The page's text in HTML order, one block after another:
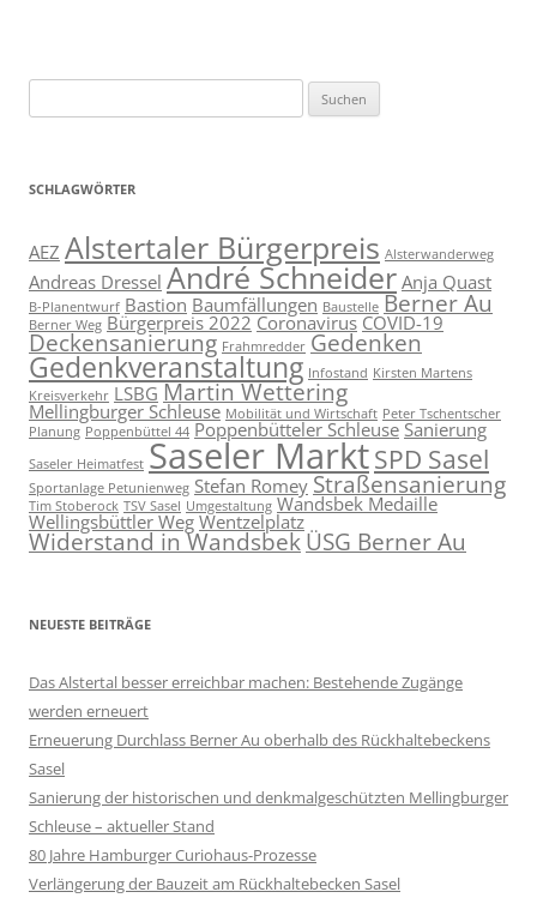
nach:
SCHLAGWÖRTER
AEZ Alstertaler Bürgerpreis Alsterwanderweg
Andreas Dressel André SchneiderAnja Quast
B-Planentwurf Bastion Baumfällungen Baustelle Berner Au
Berner Weg Bürgerpreis 2022CoronavirusCOVID-19
Deckensanierung Frahmredder Gedenken
Gedenkveranstaltung Infostand Kirsten Martens
Kreisverkehr LSBG Martin Wettering
Mellingburger Schleuse Mobilität und Wirtschaft Peter Tschentscher
Planung Poppenbüttel 44 Poppenbütteler SchleuseSanierung
Saseler Heimatfest Saseler MarktSPD Sasel
Sportanlage Petunienweg Stefan RomeyStraßensanierung
Tim Stoberock TSV Sasel Umgestaltung Wandsbek Medaille
Wellingsbüttler WegWentzelplatz
Widerstand in Wandsbek ÜSG Berner Au
NEUESTE BEITRÄGE
Das Alstertal besser erreichbar machen: Bestehende Zugänge
werden erneuert
Erneuerung Durchlass Berner Au oberhalb des Rückhalte­beckens
Sasel
Sanierung der historischen und denkmalgeschützten Mellingburger
Schleuse – aktueller Stand
80 Jahre Hamburger Curiohaus-Prozesse
Verlängerung der Bauzeit am Rückhaltebecken Sasel